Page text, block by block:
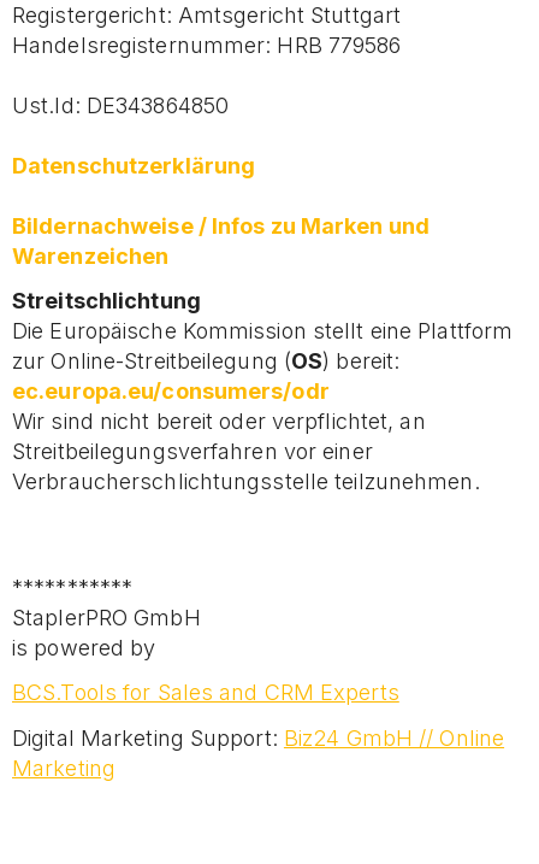
Registergericht: Amtsgericht Stuttgart
Handelsregisternummer: HRB 779586
Ust.Id: DE343864850
Datenschutzerklärung
Bildernachweise / Infos zu Marken und
Warenzeichen
Streitschlichtung
Die Europäische Kommission stellt eine Plattform
zur Online-Streitbeilegung (OS) bereit:
ec.europa.eu/consumers/odr
Wir sind nicht bereit oder verpflichtet, an
Streitbeilegungsverfahren vor einer
Verbraucherschlichtungsstelle teilzunehmen.
***********
StaplerPRO GmbH
is powered by
BCS.Tools for Sales and CRM Experts
Digital Marketing Support: Biz24 GmbH // Online
Marketing